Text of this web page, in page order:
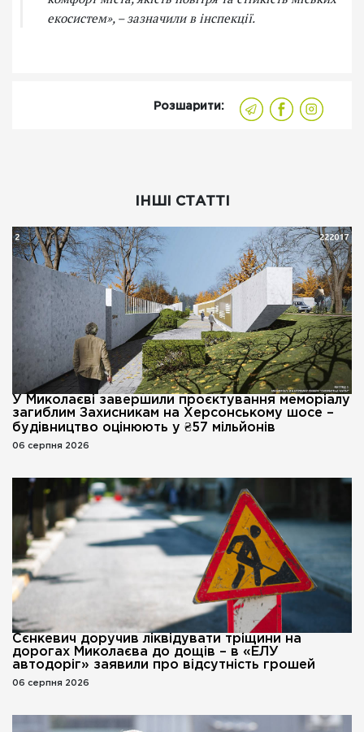
екосистем», – зазначили в інспекції.
Розшарити:
ІНШІ СТАТТІ
У Миколаєві завершили проєктування меморіалу
загиблим Захисникам на Херсонському шосе –
будівництво оцінюють у ₴57 мільйонів
06 серпня 2026
Сєнкевич доручив ліквідувати тріщини на
дорогах Миколаєва до дощів – в «ЕЛУ
автодоріг» заявили про відсутність грошей
06 серпня 2026